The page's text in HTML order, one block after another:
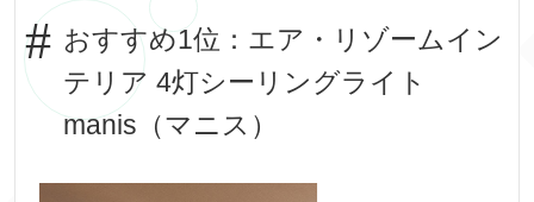
おすすめ1位：エア・リゾームイン
テリア 4灯シーリングライト
manis（マニス）